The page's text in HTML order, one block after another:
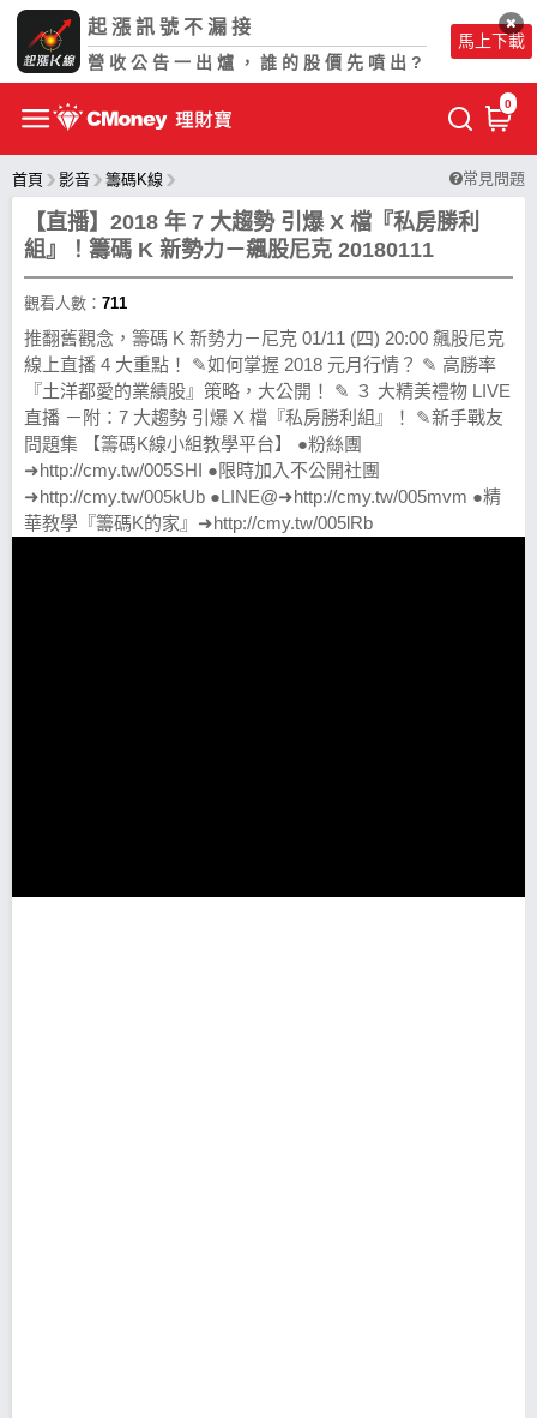
起漲訊號不漏接
營收公告一出爐，誰的股價先噴出?
馬上下載
0
首頁 影音 籌碼K線 常見問題
【直播】2018 年 7 大趨勢 引爆 X 檔『私房勝利
組』！籌碼 K 新勢力－飆股尼克 20180111
觀看人數： 711
推翻舊觀念，籌碼 K 新勢力－尼克 01/11 (四) 20:00 飆股尼克
線上直播 4 大重點！ ✎如何掌握 2018 元月行情？ ✎ 高勝率
『土洋都愛的業績股』策略，大公開！ ✎ ３ 大精美禮物 LIVE
直播 －附：7 大趨勢 引爆 X 檔『私房勝利組』！ ✎新手戰友
問題集 【籌碼K線小組教學平台】 ●粉絲團
➜http://cmy.tw/005SHI ●限時加入不公開社團
➜http://cmy.tw/005kUb ●LINE@➜http://cmy.tw/005mvm ●精
華教學『籌碼K的家』➜http://cmy.tw/005lRb